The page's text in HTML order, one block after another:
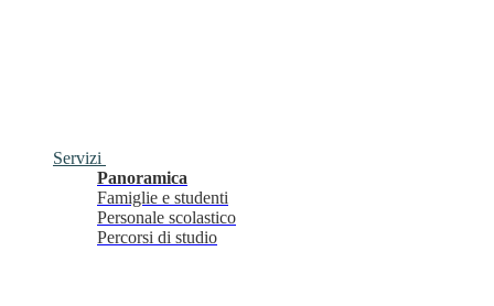
Servizi
Panoramica
Famiglie e studenti
Personale scolastico
Percorsi di studio